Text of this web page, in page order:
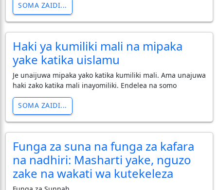
SOMA ZAIDI...
Haki ya kumiliki mali na mipaka
yake katika uislamu
Je unaijuwa mipaka yako katika kumiliki mali. Ama unajuwa
haki zako katika mali inayomiliki. Endelea na somo
SOMA ZAIDI...
Funga za suna na funga za kafara
na nadhiri: Masharti yake, nguzo
zake na wakati wa kutekeleza